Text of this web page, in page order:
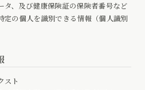
タ、及び健康保険証の保険者番号など
定の個人を識別できる情報（個人識別
スト